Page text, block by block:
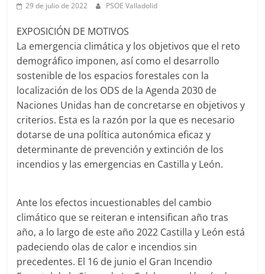
29 de julio de 2022 PSOE Valladolid
EXPOSICIÓN DE MOTIVOS
La emergencia climática y los objetivos que el reto
demográfico imponen, así como el desarrollo
sostenible de los espacios forestales con la
localización de los ODS de la Agenda 2030 de
Naciones Unidas han de concretarse en objetivos y
criterios. Esta es la razón por la que es necesario
dotarse de una política autonómica eficaz y
determinante de prevención y extinción de los
incendios y las emergencias en Castilla y León.
Ante los efectos incuestionables del cambio
climático que se reiteran e intensifican año tras
año, a lo largo de este año 2022 Castilla y León está
padeciendo olas de calor e incendios sin
precedentes. El 16 de junio el Gran Incendio